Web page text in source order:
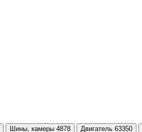
Шины, камеры 4878 Двигатель 63350